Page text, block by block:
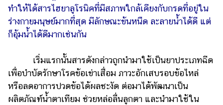
ทำให้ได้สารไฮยาลูโรนิคที่มีสภาพใกล้เคียงกับกรดที่อยู่ใน
ร่างกายมนุษย์มากที่สุด มีลักษณะข้นหนืด ละลายน้ำได้ดี แต่
ก็อุ้มน้ำได้ดีมากเช่นกัน
เริ่มแรกนั้นสารดังกล่าวถูกนำมาใช้เป็นยาประเภทฉีด
เพื่อบำบัดรักษาโรคข้อเข่าเสื่อม ภาวะอักเสบรอบข้อไหล่
หรือลดอาการปวดข้อได้ผลชะงัด ต่อมาได้พัฒนาเป็น
ผลิตภัณฑ์น้ำตาเทียม ช่วยหล่อลื่นลูกตา และนำมาใช้ใน